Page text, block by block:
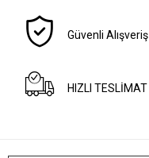
Güvenli Alışveriş
HIZLI TESLİMAT